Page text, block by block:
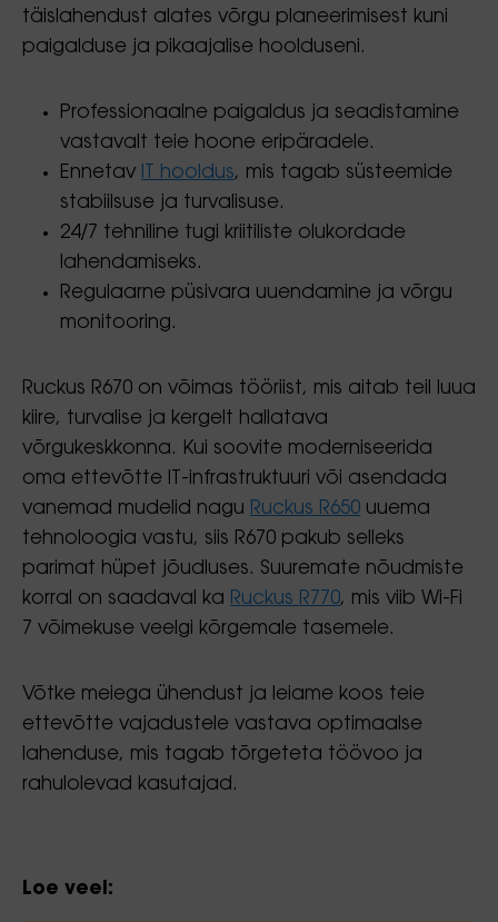
täislahendust alates võrgu planeerimisest kuni
paigalduse ja pikaajalise hoolduseni.
Professionaalne paigaldus ja seadistamine
vastavalt teie hoone eripäradele.
Ennetav
IT hooldus, mis tagab süsteemide
stabiilsuse ja turvalisuse.
24/7 tehniline tugi kriitiliste olukordade
lahendamiseks.
Regulaarne püsivara uuendamine ja võrgu
monitooring.
Ruckus R670 on võimas tööriist, mis aitab teil luua
kiire, turvalise ja kergelt hallatava
võrgukeskkonna. Kui soovite moderniseerida
oma ettevõtte IT-infrastruktuuri või asendada
vanemad mudelid nagu Ruckus R650 uuema
tehnoloogia vastu, siis R670 pakub selleks
parimat hüpet jõudluses. Suuremate nõudmiste
korral on saadaval ka Ruckus R770, mis viib Wi-Fi
7 võimekuse veelgi kõrgemale tasemele.
Võtke meiega ühendust ja leiame koos teie
ettevõtte vajadustele vastava optimaalse
lahenduse, mis tagab tõrgeteta töövoo ja
rahulolevad kasutajad.
Loe veel: